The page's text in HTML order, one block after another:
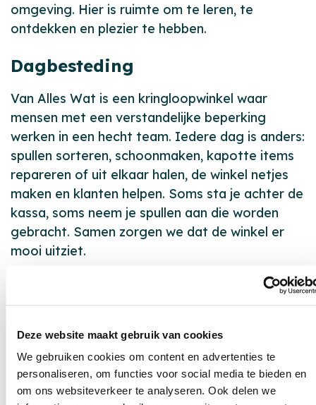
Deze website maakt gebruik van cookies
We gebruiken cookies om content en advertenties te
personaliseren, om functies voor social media te bieden en
om ons websiteverkeer te analyseren. Ook delen we
omgeving. Hier is ruimte om te leren, te
ontdekken en plezier te hebben.
Dagbesteding
Van Alles Wat is een kringloopwinkel waar
mensen met een verstandelijke beperking
werken in een hecht team. Iedere dag is anders:
spullen sorteren, schoonmaken, kapotte items
repareren of uit elkaar halen, de winkel netjes
maken en klanten helpen. Soms sta je achter de
kassa, soms neem je spullen aan die worden
gebracht. Samen zorgen we dat de winkel er
mooi uitziet.
zorgen voor structuur en ondersteuning. Zij
helpen bij het leren van nieuwe vaardigheden en
werken met leerlijnen en een persoonlijk
ondersteuningsplan. Je werkt samen met